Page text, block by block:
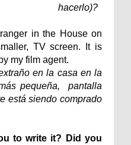
hacerlo)?
in the House on
TV screen. It is
my film agent.
en la casa en la
pequeña, pantalla
está siendo comprado
to write it? Did you